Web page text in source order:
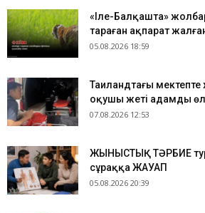
«Іле-Балқашта»
тараған ақпарат
05.08.2026 18:59
Таиландтағы
оқушы жеті адамды
07.08.2026 12:53
ЖЫНЫСТЫҚ ТӘРБИЕ
сұраққа ЖАУАП
05.08.2026 20:39